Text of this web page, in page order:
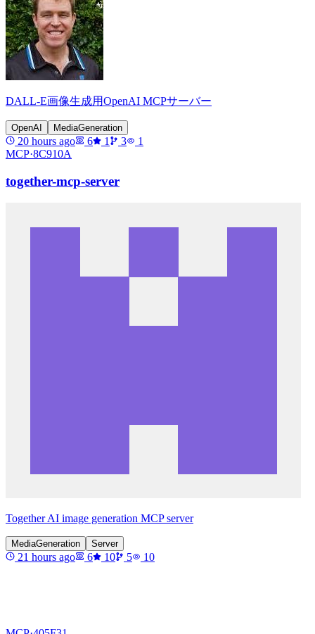
DALL-E画像生成用OpenAI MCPサーバー
OpenAI MediaGeneration
20 hours ago 6 1 3
1
MCP·8C910A
together-mcp-server
Together AI image generation MCP server
MediaGeneration Server
21 hours ago 6 10 5 10